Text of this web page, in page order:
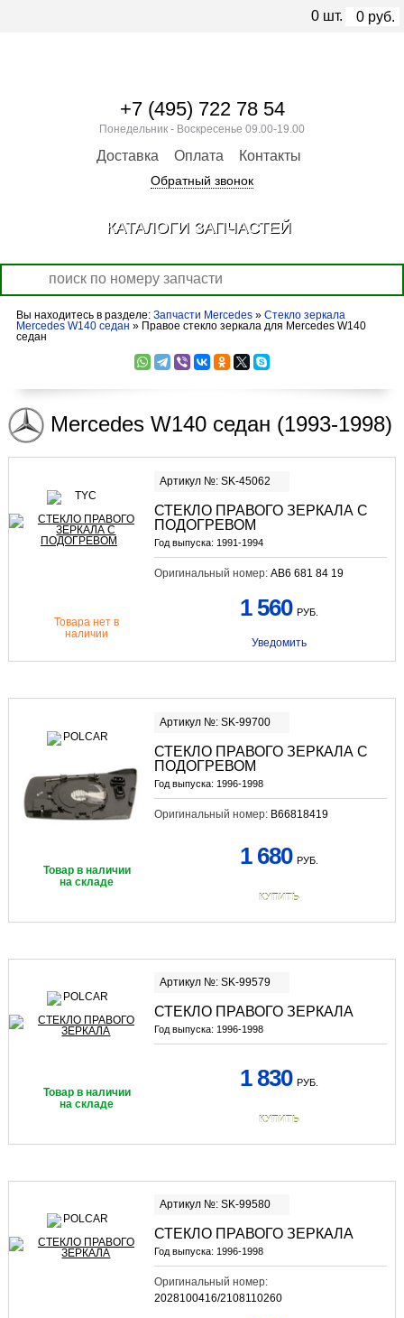
Вы находитесь в разделе: Запчасти Mercedes» Стекло зеркала
Mercedes W140 седан » Правое стекло зеркала для Mercedes W140
седан
Mercedes W140 седан (1993-1998)
Артикул №: SK-45062
СТЕКЛО ПРАВОГО ЗЕРКАЛА С
ПОДОГРЕВОМ
Год выпуска: 1991-1994
Оригинальный номер: AB6 681 84 19
Товара нет в
наличии
1 560 РУБ.
Уведомить
Артикул №: SK-99700
СТЕКЛО ПРАВОГО ЗЕРКАЛА С
ПОДОГРЕВОМ
Год выпуска: 1996-1998
Оригинальный номер: B66818419
Товар в наличии
на складе
1 680 РУБ.
КУПИТЬ
Артикул №: SK-99579
СТЕКЛО ПРАВОГО ЗЕРКАЛА
Год выпуска: 1996-1998
Товар в наличии
на складе
1 830 РУБ.
КУПИТЬ
Артикул №: SK-99580
СТЕКЛО ПРАВОГО ЗЕРКАЛА
Год выпуска: 1996-1998
Оригинальный номер:
2028100416/2108110260
+7 (495) 722 78 54
Понедельник - Воскресенье 09.00-19.00
Доставка Оплата Контакты
Обратный звонок
0 шт. 0 руб.
КАТАЛОГИ ЗАПЧАСТЕЙ